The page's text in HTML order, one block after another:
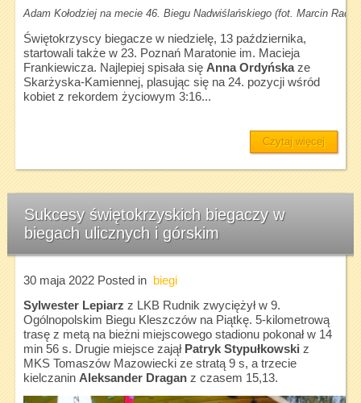
Adam Kołodziej na mecie 46. Biegu Nadwiślańskiego (fot. Marcin
Świętokrzyscy biegacze w niedzielę, 13 października,
startowali także w 23. Poznań Maratonie im. Macieja
Frankiewicza. Najlepiej spisała się Anna Ordyńskaze
Skarżyska-Kamiennej, plasując się na 24. pozycji wśród
kobiet z rekordem życiowym 3:16...
Czytaj więcej
Sukcesy świętokrzyskich biegaczy w
biegach ulicznych i górskim
30 maja 2022Posted in
biegi
Sylwester Lepiarz z LKB Rudnik zwyciężył w 9.
Ogólnopolskim Biegu Kleszczów na Piątkę. 5-kilometrową
trasę z metą na bieżni miejscowego stadionu pokonał w 14
min 56 s. Drugie miejsce zajął Patryk Stypułkowski z
MKS Tomaszów Mazowiecki ze stratą 9 s, a trzecie
kielczanin Aleksander Draganz czasem 15,13.